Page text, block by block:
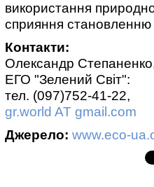
використання
сприяння
Контакти:
Олександр
ЕГО "Зелений Світ":
тел. (097)752-41-22,
gr.world AT gmail.com
Джерело: www.eco-